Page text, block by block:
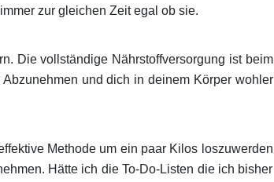
zur gleichen Zeit egal ob sie.
Die vollständige Nährstoffversorgung ist beim
und dich in deinem Körper wohler
Methode um ein paar Kilos loszuwerden
Hätte ich die To-Do-Listen die ich bisher